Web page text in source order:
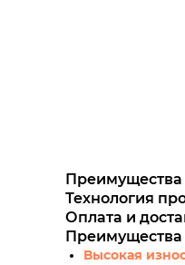
Технология
Оплата и
Высокая